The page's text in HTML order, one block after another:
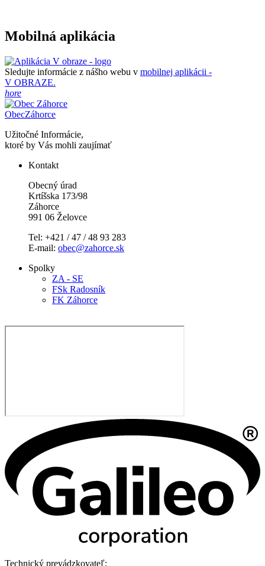
Mobilná aplikácia
Sledujte informácie z nášho webu v mobilnej aplikácii -
V OBRAZE.
hore
ObecZáhorce
Užitočné Informácie,
ktoré by Vás mohli zaujímať
Kontakt
Obecný úrad
Krtíšska 173/98
Záhorce
991 06 Želovce
Tel: +421 / 47 / 48 93 283
E-mail: obec@zahorce.sk
Spolky
ZA - SE
FSk Radosník
FK Záhorce
Technický prevádzkovateľ: